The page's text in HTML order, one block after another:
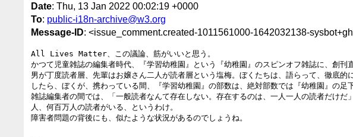
Date: Thu, 13 Jan 2022 00:02:19 +0000
To: public-i18n-archive@w3.org
Message-ID: <issue_comment.created-1011561000-1642032138-
All Lives Matter、この議論、筋がいいと思う。
かつて児童雑誌の編集者時代、『学習幼稚園』という『幼稚園』のスピンオフ雑誌に、創
男が丁度読者層、先輩はお嬢さん二人が読者層という塩梅。ぼくたちは、語らって、徹底
したら、ぼくが、携わっている間、『学習幼稚園』の部数は、絶対部数では『幼稚園』の足
雑誌編集者の間では、「一般読者なんて存在しない。存在するのは、一人一人の読者だけ
人、何百万人の読者がいる、というわけ。
障害者問題の背後にも、似たような状況があるのでしょうね。